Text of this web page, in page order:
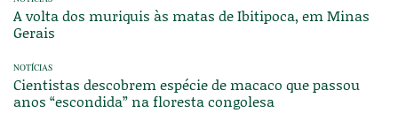
A volta dos muriquis às matas de Ibitipoca, em Minas
Gerais
NOTÍCIAS
Cientistas descobrem espécie de macaco que passou
anos “escondida” na floresta congolesa